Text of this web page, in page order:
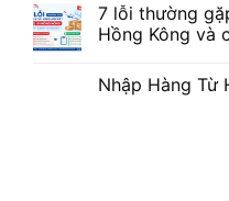
7 lỗi thường
Hồng Kông và
Nhập Hàng Từ